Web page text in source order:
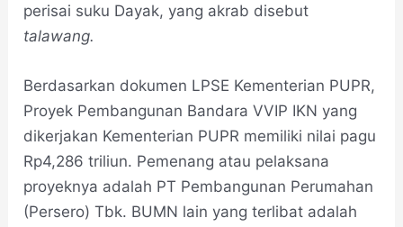
perisai suku Dayak, yang akrab disebut
talawang.
Berdasarkan dokumen LPSE Kementerian PUPR,
Proyek Pembangunan Bandara VVIP IKN yang
dikerjakan Kementerian PUPR memiliki nilai pagu
Rp4,286 triliun. Pemenang atau pelaksana
proyeknya adalah PT Pembangunan Perumahan
(Persero) Tbk. BUMN lain yang terlibat adalah